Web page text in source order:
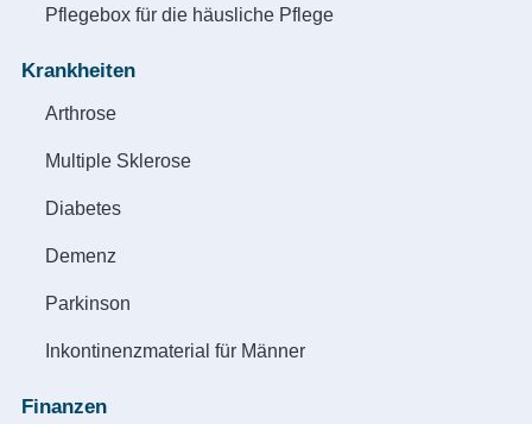
Pflegebox für die häusliche Pflege
Krankheiten
Arthrose
Multiple Sklerose
Diabetes
Demenz
Parkinson
Inkontinenzmaterial für Männer
Finanzen